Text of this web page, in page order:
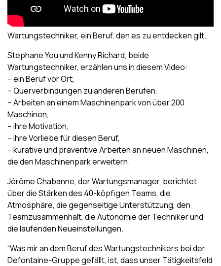
Wartungstechniker, ein Beruf, den es zu entdecken gilt.
Stéphane You und Kenny Richard, beide
Wartungstechniker, erzählen uns in diesem Video:
– ein Beruf vor Ort,
– Querverbindungen zu anderen Berufen,
– Arbeiten an einem Maschinenpark von über 200
Maschinen,
– ihre Motivation,
– ihre Vorliebe für diesen Beruf,
– kurative und präventive Arbeiten an neuen Maschinen,
die den Maschinenpark erweitern.
Jérôme Chabanne, der Wartungsmanager, berichtet
über die Stärken des 40-köpfigen Teams, die
Atmosphäre, die gegenseitige Unterstützung, den
Teamzusammenhalt, die Autonomie der Techniker und
die laufenden Neueinstellungen.
“Was mir an dem Beruf des Wartungstechnikers bei der
Defontaine-Gruppe gefällt, ist, dass unser Tätigkeitsfeld